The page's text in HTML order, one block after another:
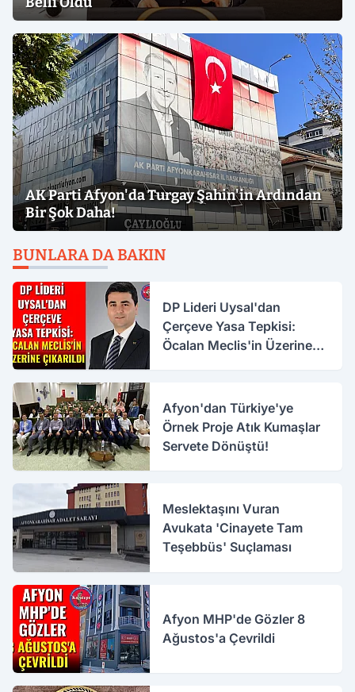
AK Parti Afyon'da Turgay Şahin'in Ardından
Bir Şok Daha!
BUNLARA DA BAKIN
DP Lideri Uysal'dan
Çerçeve Yasa Tepkisi:
Öcalan Meclis'in Üzerine
Afyon'dan Türkiye'ye
Örnek Proje Atık Kumaşlar
Servete Dönüştü!
Meslektaşını Vuran
Avukata 'Cinayete Tam
Teşebbüs' Suçlaması
Afyon MHP'de Gözler 8
Ağustos'a Çevrildi